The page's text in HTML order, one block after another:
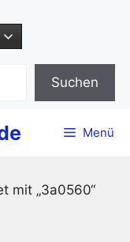
Suchen
Menü
mit „3a0560“